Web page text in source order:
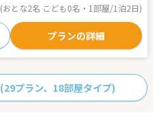
(おとな2名 こども0名・1部屋/1泊2日)
プランの詳細
(29プラン、18部屋タイプ)